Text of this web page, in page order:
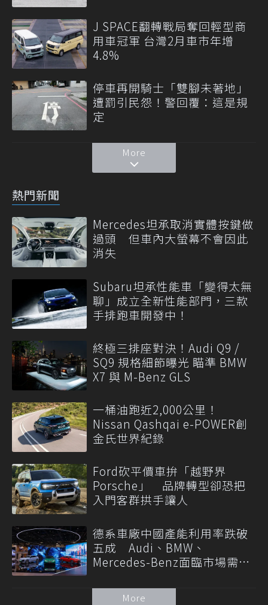
J SPACE翻轉戰局奪回輕型商
用車冠軍 台灣2月車市年增
4.8%
停車再開騎士「雙腳未著地」
遭罰引民怨！警回覆：這是規
定
More
熱門新聞
Mercedes坦承取消實體按鍵做
過頭 但車內大螢幕不會因此
消失
Subaru坦承性能車「變得太無
聊」成立全新性能部門，三款
手排跑車開發中！
終極三排座對決！Audi Q9 /
SQ9 規格細節曝光 瞄準 BMW
X7 與 M-Benz GLS
一桶油跑近2,000公里！
Nissan Qashqai e-POWER創
金氏世界紀錄
Ford砍平價車拚「越野界
Porsche」 品牌轉型卻恐把
入門客群拱手讓人
德系車廠中國產能利用率跌破
五成 Audi、BMW、
Mercedes-Benz面臨市場需求
More